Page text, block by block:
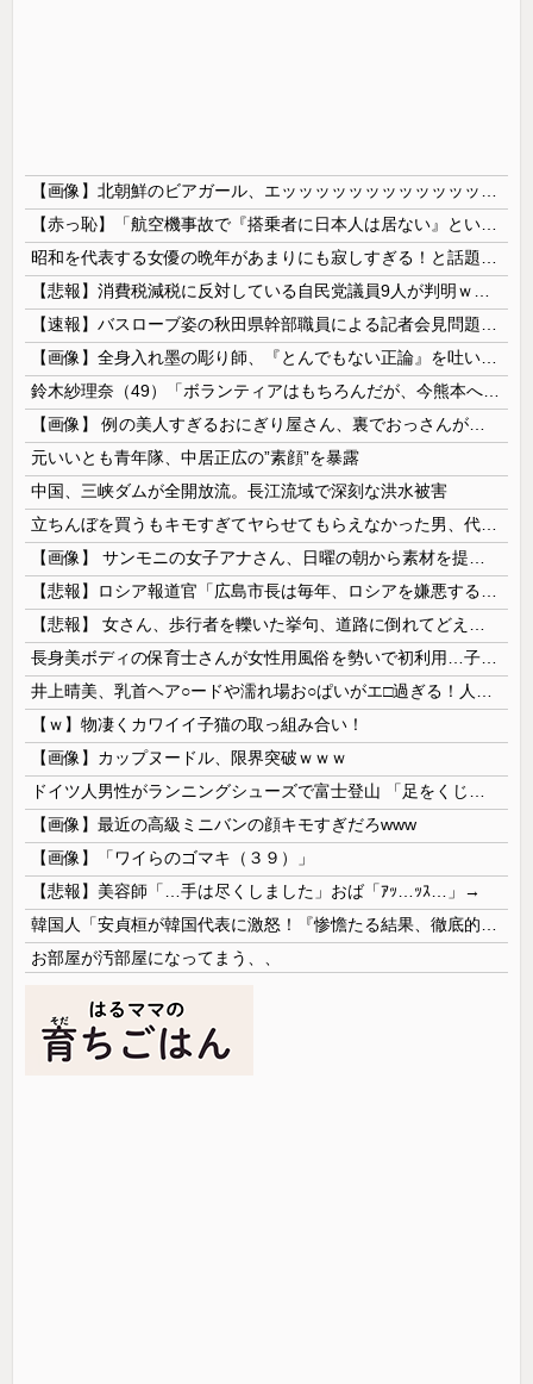
元いいとも青年隊、中居正広の”素顔”を暴露
中国、三峡ダムが全開放流。長江流域で深刻な洪水被害
【ｗ】物凄くカワイイ子猫の取っ組み合い！
【画像】カップヌードル、限界突破ｗｗｗ
【画像】最近の高級ミニバンの顔キモすぎだろwww
【画像】「ワイらのゴマキ（３９）」
【悲報】美容師「…手は尽くしました」おば「ｱｯ…ｯｽ…」→
お部屋が汚部屋になってまう、、